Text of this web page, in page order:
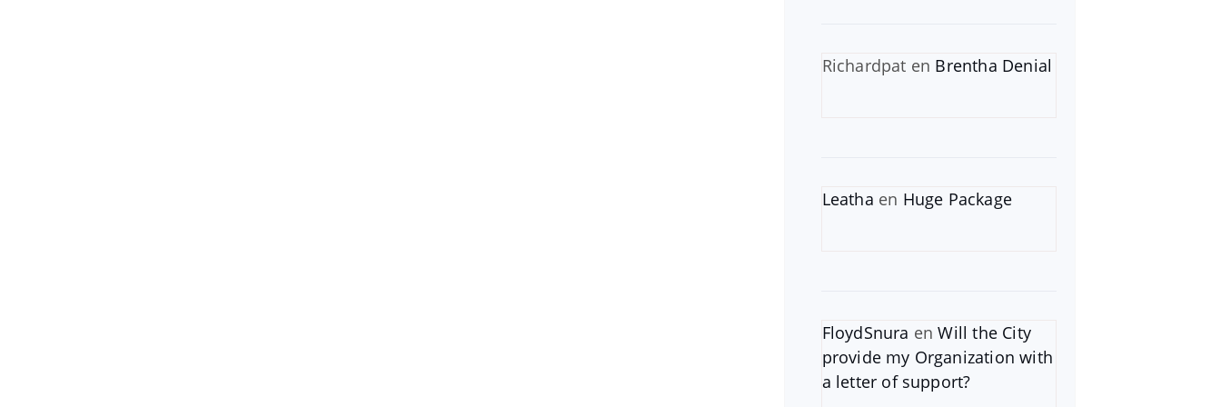
Richardpat en Brentha Denial
Leatha en Huge Package
FloydSnura enWill the City
provide my Organization with
a letter of support?